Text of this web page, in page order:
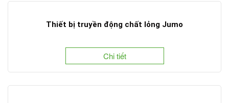
Thiết bị truyền động chất lỏng Jumo
Chi tiết